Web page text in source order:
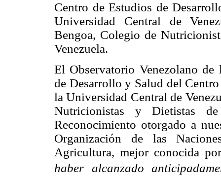
Centro de Estudios de
Universidad Central de
Bengoa, Colegio de
Venezuela.
El Observatorio Venezolano de
de Desarrollo y Salud del
la Universidad Central de
Nutricionistas y Dietistas
Reconocimiento otorgado a
Organización de las
Agricultura, mejor conocida
haber alcanzado